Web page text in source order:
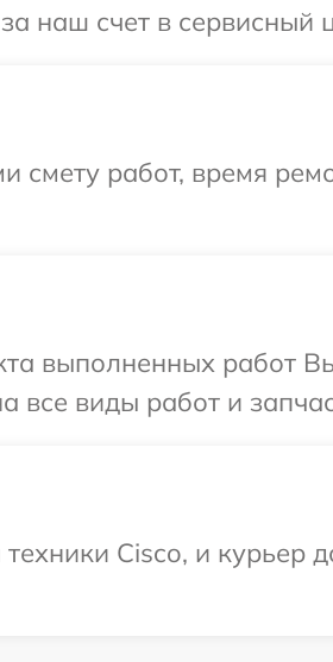
наш счет в сервисный
смету работ, время
выполненных работ
все виды работ и
Cisco, и курьер